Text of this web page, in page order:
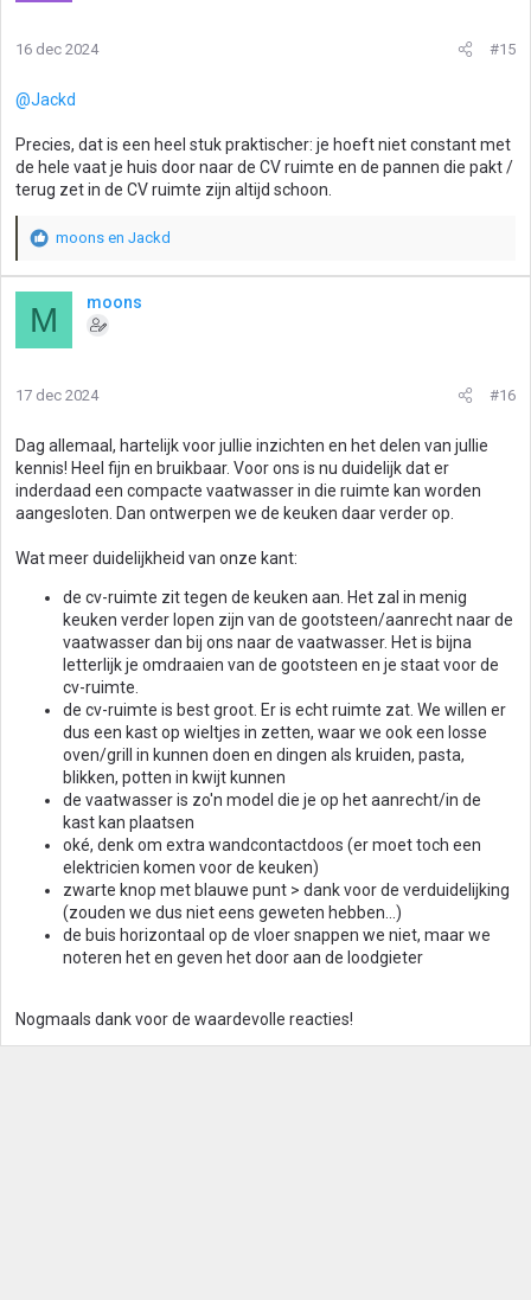
n
e
:
16 dec 2024 #15
@Jackd
Precies, dat is een heel stuk praktischer: je hoeft niet constant met
de hele vaat je huis door naar de CV ruimte en de pannen die pakt /
terug zet in de CV ruimte zijn altijd schoon.
W
a
r
d
e
i
g
n
:
moons en Jackd
M moons
17 dec 2024 #16
Dag allemaal, hartelijk voor jullie inzichten en het delen van jullie
kennis! Heel fijn en bruikbaar. Voor ons is nu duidelijk dat er
inderdaad een compacte vaatwasser in die ruimte kan worden
aangesloten. Dan ontwerpen we de keuken daar verder op.
Wat meer duidelijkheid van onze kant:
de cv-ruimte zit tegen de keuken aan. Het zal in menig
keuken verder lopen zijn van de gootsteen/aanrecht naar de
vaatwasser dan bij ons naar de vaatwasser. Het is bijna
letterlijk je omdraaien van de gootsteen en je staat voor de
cv-ruimte.
de cv-ruimte is best groot. Er is echt ruimte zat. We willen er
dus een kast op wieltjes in zetten, waar we ook een losse
oven/grill in kunnen doen en dingen als kruiden, pasta,
blikken, potten in kwijt kunnen
de vaatwasser is zo'n model die je op het aanrecht/in de
kast kan plaatsen
oké, denk om extra wandcontactdoos (er moet toch een
elektricien komen voor de keuken)
zwarte knop met blauwe punt > dank voor de verduidelijking
(zouden we dus niet eens geweten hebben...)
de buis horizontaal op de vloer snappen we niet, maar we
noteren het en geven het door aan de loodgieter
Nogmaals dank voor de waardevolle reacties!